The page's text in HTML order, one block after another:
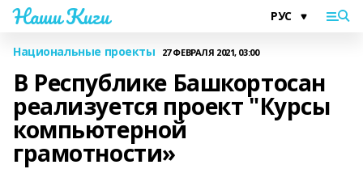
Наши Киги
Национальные проекты 27 ФЕВРАЛЯ 2021, 03:00
В Республике Башкортосан
реализуется проект "Курсы
компьютерной
грамотности»